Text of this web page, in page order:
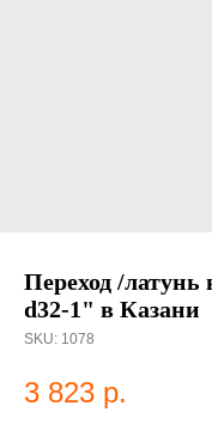
Переход /латунь
d32-1" в Казани
SKU: 1078
3 823 р.